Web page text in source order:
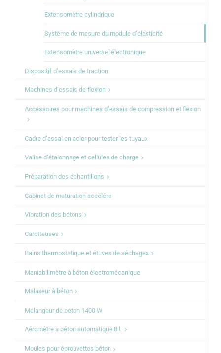
Extensomètre cylindrique
Système de mesure du module d’élasticité
Extensomètre universel électronique
Dispositif d’essais de traction
Machines d’essais de flexion
Accessoires pour machines d’essais de compression et flexion
Cadre d’essai en acier pour tester les tuyaux
Valise d’étalonnage et cellules de charge
Préparation des échantillons
Cabinet de maturation accéléré
Vibration des bétons
Carotteuses
Bains thermostatique et étuves de séchages
Maniabilimètre à béton électromécanique
Malaxeur à béton
Mélangeur de béton 1400 W
Aéromètre a béton automatique 8 L
Moules pour éprouvettes béton